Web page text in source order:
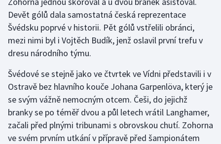
Olympijské hry
Parasport
Plážový volejbal
Ragby
Rychlobruslení
Devět gólů dala samostatná česká reprezentace
Švédsku poprvé v historii. Pět gólů vstřelili obránci,
mezi nimi byl i Vojtěch Budík, jenž oslavil první trefu v
dresu národního týmu.
Švédové se stejně jako ve čtvrtek ve Vídni představili i v
Ostravě bez hlavního kouče Johana Garpenlöva, který je
se svým vážně nemocným otcem. Češi, do jejichž
branky se po téměř dvou a půl letech vrátil Langhamer,
začali před plnými tribunami s obrovskou chutí. Zohorna
ve svém prvním utkání v přípravě před šampionátem